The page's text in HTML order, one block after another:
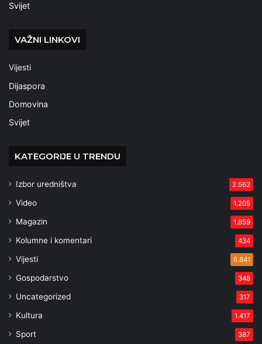
Svijet
VAŽNI LINKOVI
Vijesti
Dijaspora
Domovina
Svijet
KATEGORIJE U TRENDU
Izbor uredništva 2.562
Video 1.205
Magazin 1.859
Kolumne i komentari 434
Vijesti 6.841
Gospodarstvo 348
Uncategorized 317
Kultura 1.417
Sport 387